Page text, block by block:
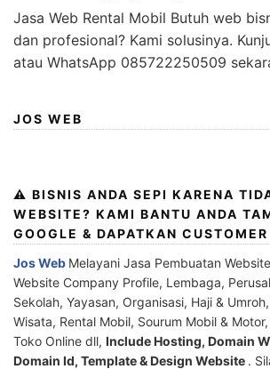
Jasa Web Rental Mobil Butuh web
dan profesional? Kami solusinya.
atau WhatsApp 085722250509
JOS WEB
⚠️ BISNIS ANDA SEPI KARENA
WEBSITE? KAMI BANTU ANDA
GOOGLE & DAPATKAN
Jos Web Melayani Jasa Pembuatan
Website Company Profile, Lembaga,
Sekolah, Yayasan, Organisasi, Haji &
Wisata, Rental Mobil, Sourum Mobil &
Toko Online dll, Include Hosting, Domain
Domain Id, Template & Design Website .